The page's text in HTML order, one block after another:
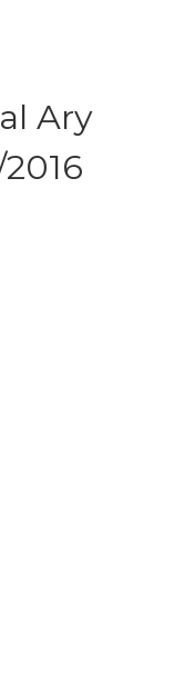
Ary